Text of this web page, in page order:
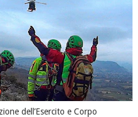
dell’Esercito e Corpo